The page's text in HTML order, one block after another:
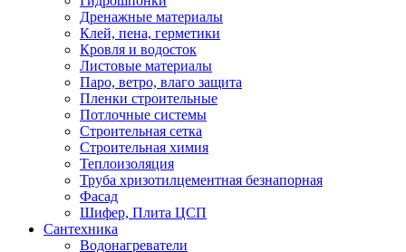
Дренажные материалы
Клей, пена, герметики
Кровля и водосток
Листовые материалы
Паро, ветро, влаго защита
Пленки строительные
Потлочные системы
Строительная сетка
Строительная химия
Теплоизоляция
Труба хризотилцементная безнапорная
Фасад
Шифер, Плита ЦСП
Сантехника
Водонагреватели